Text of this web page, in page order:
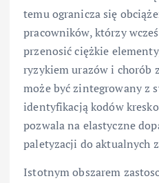
temu ogranicza się
pracowników, którzy
przenosić ciężkie
ryzykiem urazów i chorób
może być zintegrowany z
identyfikacją kodów
pozwala na elastyczne
paletyzacji do aktualnych
Istotnym obszarem